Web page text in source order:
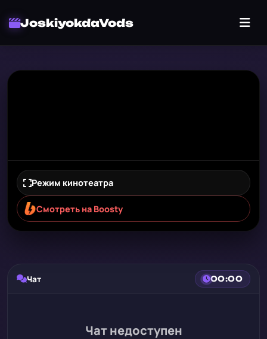
JoskiyokdaVods
Режим кинотеатра
Смотреть на Boosty
Чат 00:00
Чат недоступен